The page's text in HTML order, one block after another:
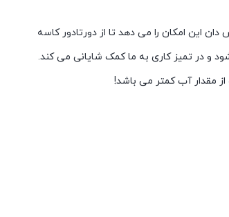
این امکان را می دهد تا از دورتادور کاسه
و در تمیز کاری به ما کمک شایانی می کند.